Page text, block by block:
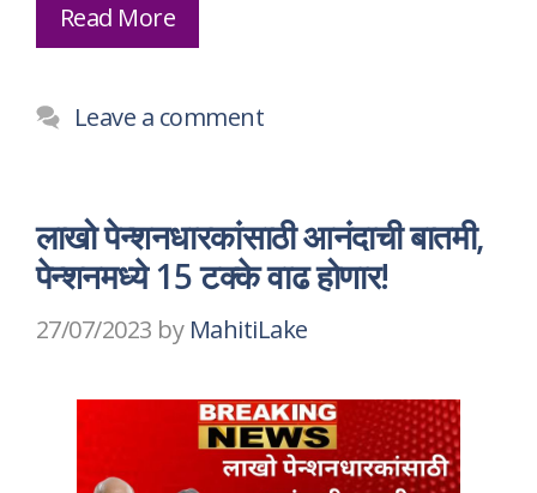
Read More
Leave a comment
लाखो पेन्शनधारकांसाठी आनंदाची बातमी,
पेन्शनमध्ये 15 टक्के वाढ होणार!
27/07/2023 by MahitiLake